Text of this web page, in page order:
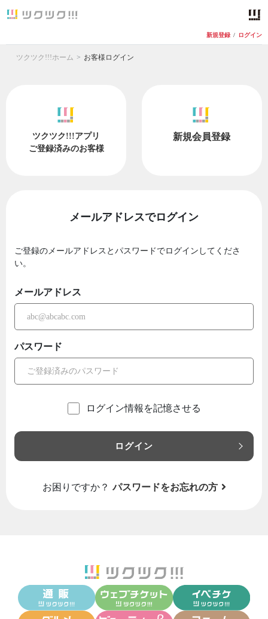
新規登録 / ログイン
ツクツク!!!ホーム お客様ログイン
ツクツク!!!アプリ
ご登録済みのお客様
新規会員登録
メールアドレスでログイン
ご登録のメールアドレスとパスワードでログインしてくださ
い。
メールアドレス
パスワード
ログイン情報を記憶させる
ログイン
お困りですか？ パスワードをお忘れの方